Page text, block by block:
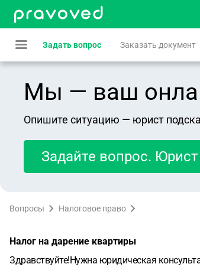
Задать вопрос Заказать документ
Мы — ваш
Опишите ситуацию — юрист
Задайте вопрос.
Вопросы Налоговое право
Налог на дарение квартиры
Здравствуйте!Нужна юридическая